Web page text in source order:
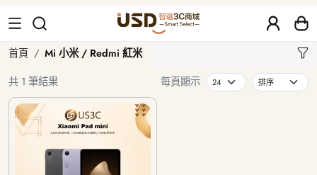
Mi 小米 / Redmi 紅米
首頁
Mi 小米 / Redmi 紅米
共 1 筆結果
每頁顯示